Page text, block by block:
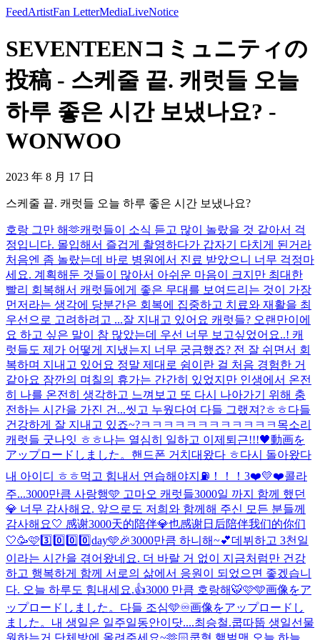
FeedArtistFan LetterMediaLiveNotice
SEVENTEENコミュニティの
投稿 - 스케줄 끝. 캐럿들 오늘
하루 좋은 시간 보냈나요? -
WONWOO
2023 年 8 月 17 日
스케줄 끝. 캐럿들 오늘 하루 좋은 시간 보냈나요?
호랑 그만 해🫶캐럿들이 소식 듣고 많이 놀랐을 것 같아서 걱
정입니다. 몰입해서 즐겁게 촬영하다가 갑자기 다치게 된거라
처음엔 좀 놀랐는데 바로 병원에서 진료 받았으니 너무 걱정마
세요. 계획해둔 것들이 많아서 아쉬운 마음이 크지만 최대한
빨리 회복해서 캐럿들에게 좋은 무대를 보여드리는 것이 가장
먼저라는 생각에 당분간은 회복에 집중하고 치료와 재활을 최
우선으로 고려하려고 ...잘 지내고 있어요 캐럿들? 오랜만이에
요 하고 싶은 말이 참 많았는데 우선 너무 보고싶었어요..! 캐
럿들도 제가 어떻게 지냈는지 너무 궁금했죠? 전 잘 쉬면서 회
복하며 지내고 있어요 정말 제대로 쉼이란 걸 처음 경험한 거
같아요 잠깐의 며칠의 휴가는 간간히 있었지만 인생에서 온전
히 나를 온전히 생각하고 느껴보고 또 다시 나아가기 위해 충
전하는 시간을 가진 건...씻고 누웠다여 다들 그랬져?ㅎㅎ다들
건강하게 잘 지내고 있죠~?ㅋㅋㅋㅋㅋㅋㅋㅋㅋㅋㅋㅋ 목소리
캐럿들 굿나잇 ㅎㅎ나는 열심히 일하고 이제퇴근!!!🖤動画を
アップロードしました。 핸드폰 거치대왔다 ㅎ다시 돌아왔다
내 아이디 ㅎㅎ먹고 힘내서 연습해야지⛽️！！！ 3❤️💛❤️콜라
주...3000만큼 사랑행🩵 고마오 캐럿들3000일 까지 함께 했던
💎 너무 감사해요. 앞으로도 저희와 함께해 주신 모든 분들께
감사해요🤍 感谢3000天的陪伴💎也感谢日后陪伴我们的你们
🤍🥳🩷3️⃣0️⃣0️⃣0️⃣day🩵🎉3000만큼 하니해~💕데뷔하고 3천일
이라는 시간을 겪어왔네요. 더 바랄 거 없이 지금처럼만 건강
하고 행복하게 함께 서로의 삶에서 응원이 되었으면 좋겠습니
다. 오늘 하루도 힘내세요.👍3000 만큼 호랑해🐯🩷🩵画像をア
ップロードしました。 다들 조심🩵♾️画像をアップロードし
ました。 내 생일은 일주일동안이닷....최승철.쿱따뚭 생일선물
원하는거 단체방에 올려주세요~🫶🏻쿱형 햎벌맨 오늘 하늘